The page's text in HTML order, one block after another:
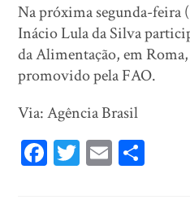
Na próxima segunda-feira
Inácio Lula da Silva
da Alimentação, em
promovido pela FAO.
Via: Agência Brasil
Fa T E